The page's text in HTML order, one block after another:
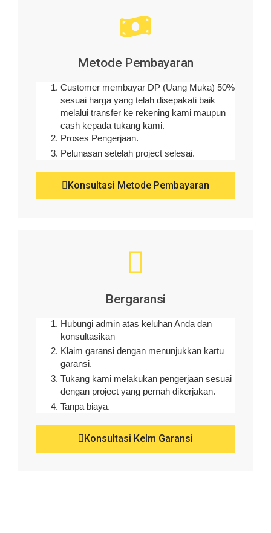
Metode Pembayaran
Customer membayar DP (Uang Muka) 50%
sesuai harga yang telah disepakati baik
melalui transfer ke rekening kami maupun
cash kepada tukang kami.
Proses Pengerjaan.
Pelunasan setelah project selesai.
Konsultasi Metode Pembayaran
Bergaransi
Hubungi admin atas keluhan Anda dan
konsultasikan
Klaim garansi dengan menunjukkan kartu
garansi.
Tukang kami melakukan pengerjaan sesuai
dengan project yang pernah dikerjakan.
Tanpa biaya.
Konsultasi Kelm Garansi